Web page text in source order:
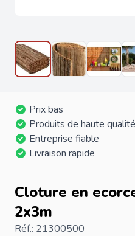
Prix bas
Produits de haute qualité
Entreprise fiable
Livraison rapide
Cloture en
2x3m
Réf.: 21300500